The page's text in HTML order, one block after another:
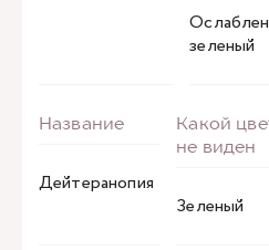
Ослаблен
зеленый
Дейтеранопия
Зеленый